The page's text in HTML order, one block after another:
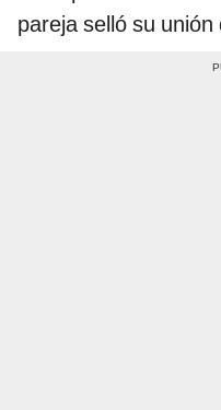
pareja selló su